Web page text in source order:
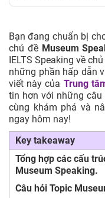
Bạn đang chuẩn bị
chủ đề Museum
IELTS Speaking về
những phần hấp dẫn
viết này của Trung
tin hơn với những
cùng khám phá và
ngay hôm nay!
Key takeaway
Tổng hợp các cấu
Museum Speaking.
Câu hỏi Topic